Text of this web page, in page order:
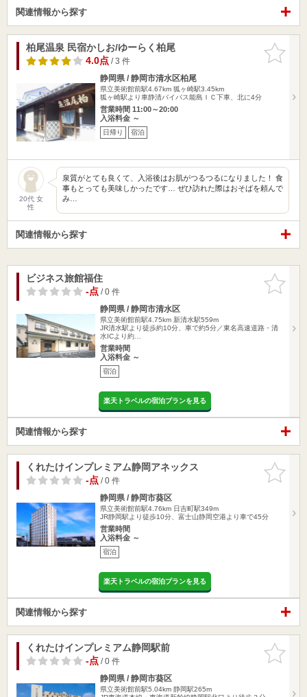
関連情報から探す
お気に入
りに追加
柏尾温泉 民宿かしお/ゆーらく柏尾
4.0点/ 3 件
静岡県 / 静岡市清水区柏尾
県立美術館前駅4.67km 狐ヶ崎駅3.45km
狐ヶ崎駅より車静清バイパス能島ＩＣ下車、北に4分
営業時間 11:00～20:00
入浴料金 ～
日帰り 宿泊
20代 女
性
泉質がとても良くて、入浴後はお肌がつるつるになりました！ 食
事もとっても美味しかったです… ぜひ訪れた際はおそばを頼んで
み…
関連情報から探す
お気に入
りに追加
ビジネス旅館福住
-点/ 0 件
静岡県 / 静岡市清水区
県立美術館前駅4.75km 新清水駅559m
JR清水駅より徒歩約10分、車で約5分／東名高速道路・清
水ICより約…
営業時間
入浴料金 ～
宿泊
楽天トラベルの宿泊プランを見る
関連情報から探す
お気に入
りに追加
くれたけインプレミアム静岡アネックス
-点/ 0 件
静岡県 / 静岡市葵区
県立美術館前駅4.76km 日吉町駅349m
JR静岡駅より徒歩10分、富士山静岡空港より車で45分
営業時間
入浴料金 ～
宿泊
楽天トラベルの宿泊プランを見る
関連情報から探す
お気に入
りに追加
くれたけインプレミアム静岡駅前
-点/ 0 件
静岡県 / 静岡市葵区
県立美術館前駅5.04km 静岡駅265m